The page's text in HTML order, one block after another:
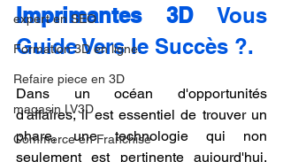
expert en SEO
Formation 3D en ligne.
Refaire piece en 3D
magasin LV3D
Commerce en Franchise
Imprimantes 3D Vous
Guide Vers le Succès ?.
Dans un océan d'opportunités
d'affaires, il est essentiel de trouver un
phare, une technologie qui non
seulement est pertinente aujourd'hui,